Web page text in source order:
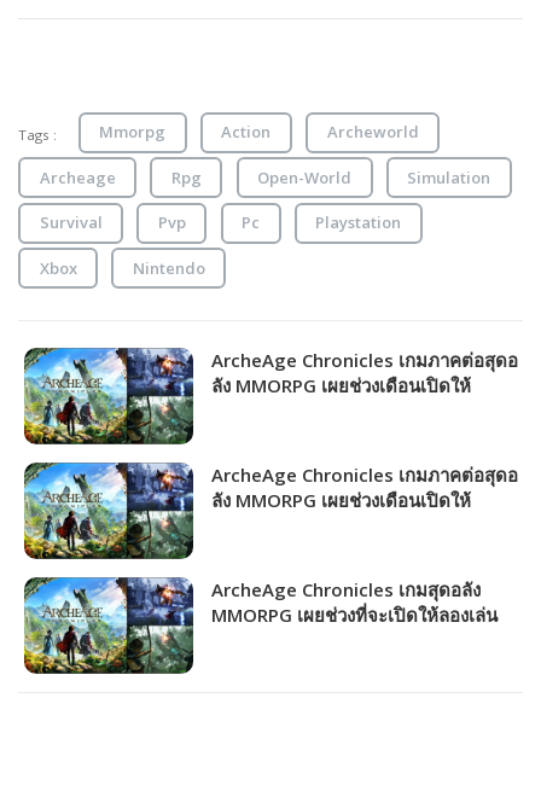
Tags : Mmorpg Action Archeworld
Archeage Rpg Open-World Simulation
Survival Pvp Pc Playstation
Xbox Nintendo
ArcheAge Chronicles เกมภาคต่อสุดอ
ลัง MMORPG เผยช่วงเดือนเปิดให้
ArcheAge Chronicles เกมภาคต่อสุดอ
ลัง MMORPG เผยช่วงเดือนเปิดให้
ArcheAge Chronicles เกมสุดอลัง
MMORPG เผยช่วงที่จะเปิดให้ลองเล่น